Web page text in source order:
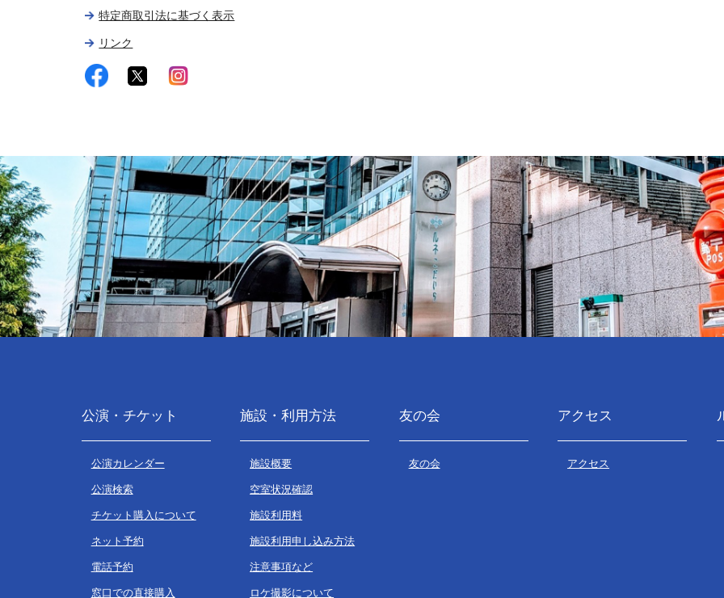
特定商取引法に基づく表示
リンク
facebooktwitter
公演・チケット
公演カレンダー
公演検索
チケット購入について
ネット予約
電話予約
窓口での直接購入
施設・利用方法
施設概要
空室状況確認
施設利用料
施設利用申し込み方法
注意事項など
ロケ撮影について
友の会
友の会
アクセス
アクセス